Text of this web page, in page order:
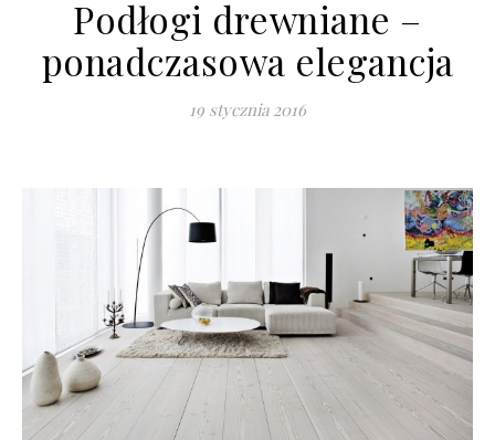
Podłogi drewniane –
ponadczasowa elegancja
19 stycznia 2016